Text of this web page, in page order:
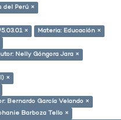
del Perú ×
×
Materia: Educación ×
Nelly Góngora Jara ×
×
Bernardo García Velando ×
Barboza Tello ×